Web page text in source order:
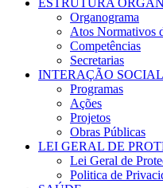
Organograma
Atos Normativos
Competências
Secretarias
INTERAÇÃO SOCIAL
Programas
Ações
Projetos
Obras Públicas
LEI GERAL DE
Lei Geral de
Politica de